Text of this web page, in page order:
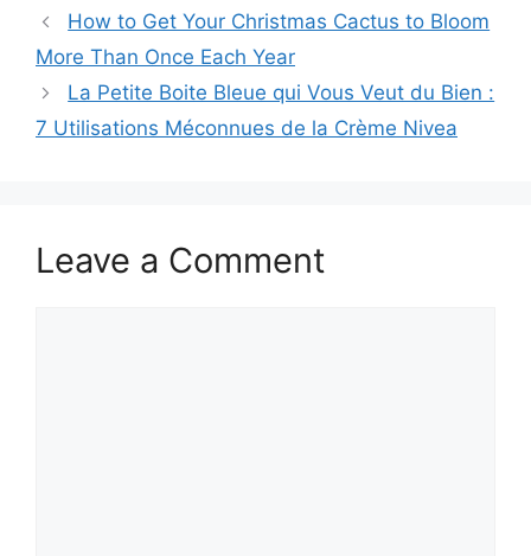
How to Get Your Christmas Cactus to Bloom
More Than Once Each Year
La Petite Boite Bleue qui Vous Veut du Bien :
7 Utilisations Méconnues de la Crème Nivea
Leave a Comment